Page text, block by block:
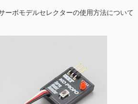
ーボモデルセレクターの使用方法について